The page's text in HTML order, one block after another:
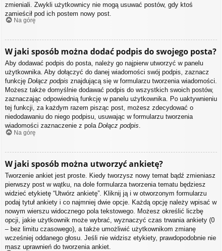
zmieniali. Zwykli użytkownicy nie mogą usuwać postów, gdy ktoś
zamieścił pod ich postem nowy post.
Na górę
W jaki sposób można dodać podpis do swojego posta?
Aby dodawać podpis do posta, należy go najpierw utworzyć w panelu
użytkownika. Aby dołączyć do danej wiadomości swój podpis, zaznacz
funkcję Dołącz podpis znajdującą się w formularzu tworzenia wiadomości.
Możesz także domyślnie dodawać podpis do wszystkich swoich postów,
zaznaczając odpowiednią funkcję w panelu użytkownika. Po uaktywnieniu
tej funkcji, za każdym razem pisząc post, możesz zdecydować o
niedodawaniu do niego podpisu, usuwając w formularzu tworzenia
wiadomości zaznaczenie z pola Dołącz podpis.
Na górę
W jaki sposób można utworzyć ankietę?
Tworzenie ankiet jest proste. Kiedy tworzysz nowy temat bądź zmieniasz
pierwszy post w wątku, na dole formularza tworzenia tematu będziesz
widzieć etykietę “Utwórz ankietę”. Kliknij ją i w otworzonym formularzu
podaj tytuł ankiety i co najmniej dwie opcje. Każdą opcję należy wpisać w
nowym wierszu widocznego pola tekstowego. Możesz określić liczbę
opcji, jakie użytkownik może wybrać, wyznaczyć czas trwania ankiety (0
– bez limitu czasowego), a także umożliwić użytkownikom zmianę
wcześniej oddanego głosu. Jeśli nie widzisz etykiety, prawdopodobnie nie
masz uprawnień do tworzenia ankiet.